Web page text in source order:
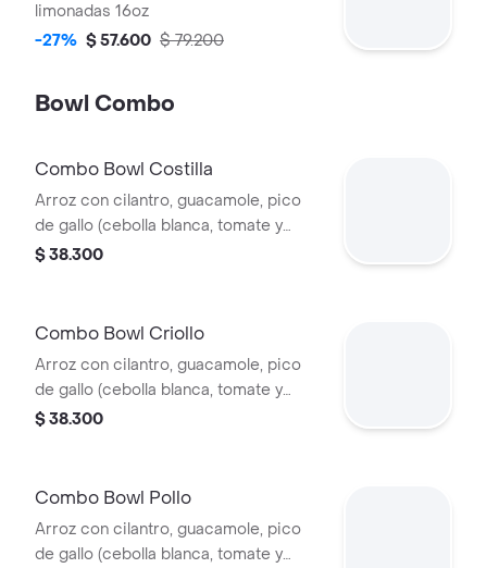
limonadas 16oz
-27% $ 57.600 $ 79.200
Bowl Combo
Combo Bowl Costilla
Arroz con cilantro, guacamole, pico
de gallo (cebolla blanca, tomate y
cilantro), piña calada asada y costilla
$ 38.300
Combo Bowl Criollo
Arroz con cilantro, guacamole, pico
de gallo (cebolla blanca, tomate y
cilantro), carne de res desmechada,
$ 38.300
Combo Bowl Pollo
Arroz con cilantro, guacamole, pico
de gallo (cebolla blanca, tomate y